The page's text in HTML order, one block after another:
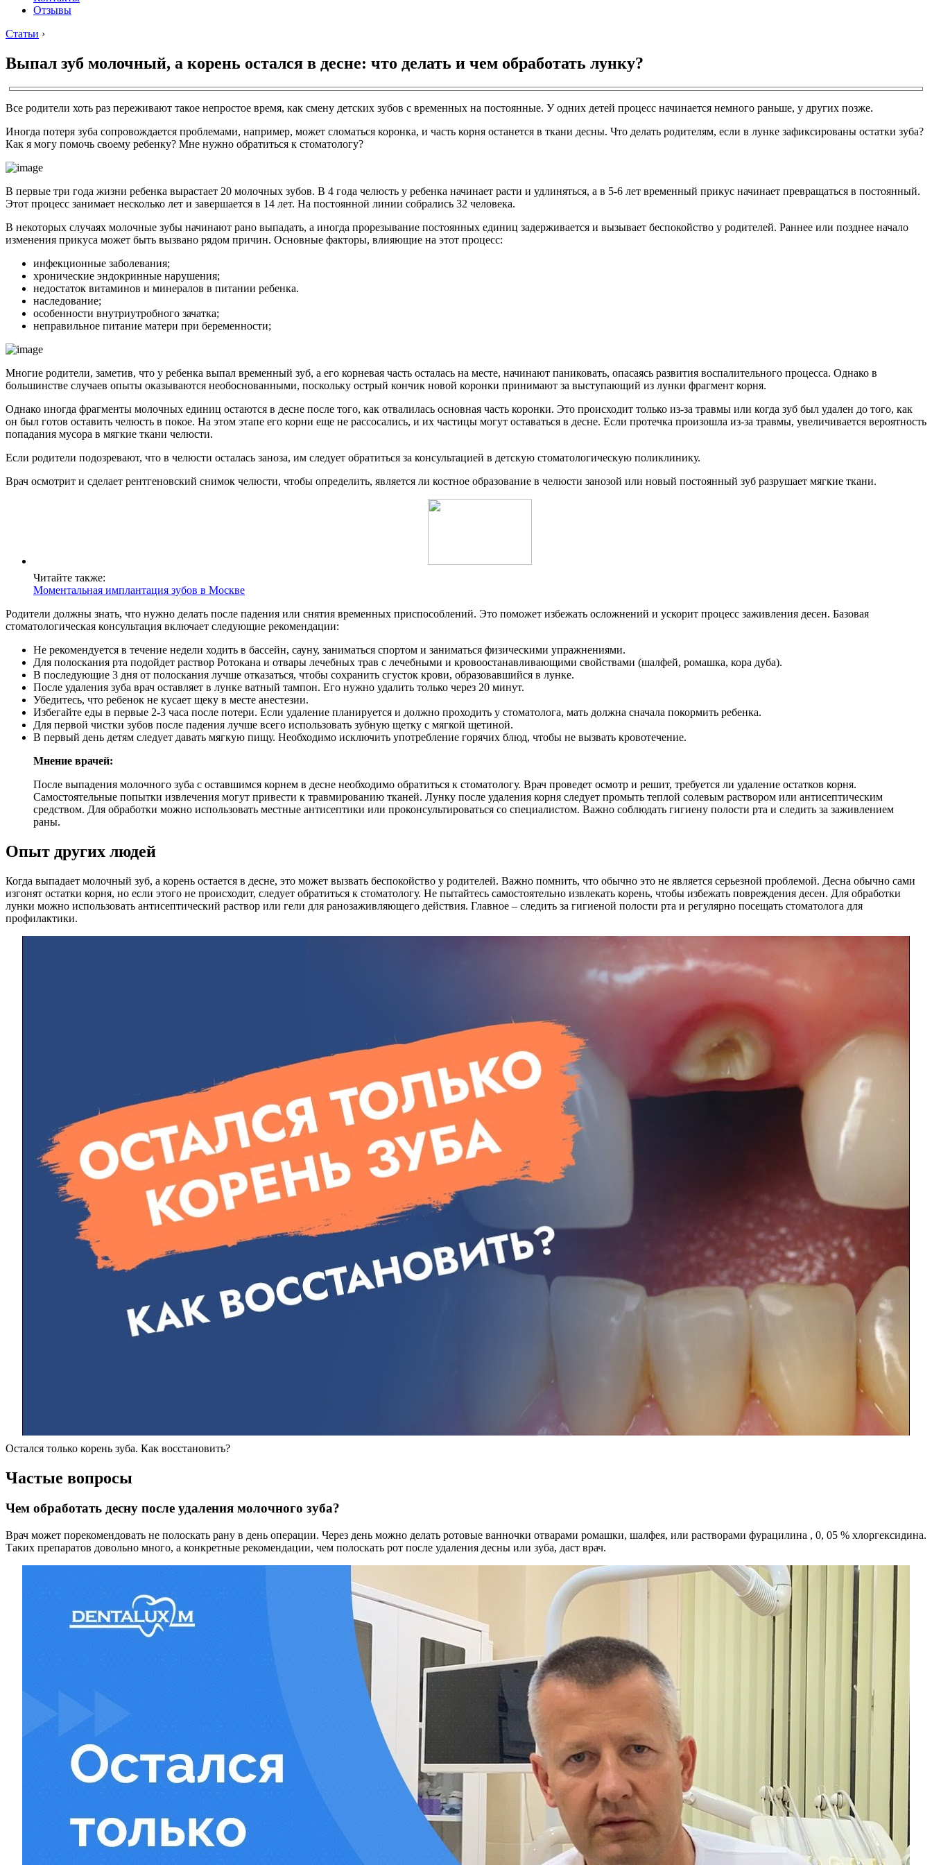
Отзывы
Статьи ›
Выпал зуб молочный, а корень остался в десне: что делать и чем обработать лунку?
Все родители хоть раз переживают такое непростое время, как смену детских зубов с временных на постоянные. У одних детей процесс начинается немного раньше, у других позже.
Иногда потеря зуба сопровождается проблемами, например, может сломаться коронка, и часть корня останется в ткани десны. Что делать родителям, если в лунке зафиксированы остатки зуба?
Как я могу помочь своему ребенку? Мне нужно обратиться к стоматологу?
В первые три года жизни ребенка вырастает 20 молочных зубов. В 4 года челюсть у ребенка начинает расти и удлиняться, а в 5-6 лет временный прикус начинает превращаться в постоянный.
Этот процесс занимает несколько лет и завершается в 14 лет. На постоянной линии собрались 32 человека.
В некоторых случаях молочные зубы начинают рано выпадать, а иногда прорезывание постоянных единиц задерживается и вызывает беспокойство у родителей. Раннее или позднее начало
изменения прикуса может быть вызвано рядом причин. Основные факторы, влияющие на этот процесс:
инфекционные заболевания;
хронические эндокринные нарушения;
недостаток витаминов и минералов в питании ребенка.
наследование;
особенности внутриутробного зачатка;
неправильное питание матери при беременности;
Многие родители, заметив, что у ребенка выпал временный зуб, а его корневая часть осталась на месте, начинают паниковать, опасаясь развития воспалительного процесса. Однако в
большинстве случаев опыты оказываются необоснованными, поскольку острый кончик новой коронки принимают за выступающий из лунки фрагмент корня.
Однако иногда фрагменты молочных единиц остаются в десне после того, как отвалилась основная часть коронки. Это происходит только из-за травмы или когда зуб был удален до того, как
он был готов оставить челюсть в покое. На этом этапе его корни еще не рассосались, и их частицы могут оставаться в десне. Если протечка произошла из-за травмы, увеличивается вероятность
попадания мусора в мягкие ткани челюсти.
Если родители подозревают, что в челюсти осталась заноза, им следует обратиться за консультацией в детскую стоматологическую поликлинику.
Врач осмотрит и сделает рентгеновский снимок челюсти, чтобы определить, является ли костное образование в челюсти занозой или новый постоянный зуб разрушает мягкие ткани.
Читайте также:
Моментальная имплантация зубов в Москве
Родители должны знать, что нужно делать после падения или снятия временных приспособлений. Это поможет избежать осложнений и ускорит процесс заживления десен. Базовая
стоматологическая консультация включает следующие рекомендации:
Не рекомендуется в течение недели ходить в бассейн, сауну, заниматься спортом и заниматься физическими упражнениями.
Для полоскания рта подойдет раствор Ротокана и отвары лечебных трав с лечебными и кровоостанавливающими свойствами (шалфей, ромашка, кора дуба).
В последующие 3 дня от полоскания лучше отказаться, чтобы сохранить сгусток крови, образовавшийся в лунке.
После удаления зуба врач оставляет в лунке ватный тампон. Его нужно удалить только через 20 минут.
Убедитесь, что ребенок не кусает щеку в месте анестезии.
Избегайте еды в первые 2-3 часа после потери. Если удаление планируется и должно проходить у стоматолога, мать должна сначала покормить ребенка.
Для первой чистки зубов после падения лучше всего использовать зубную щетку с мягкой щетиной.
В первый день детям следует давать мягкую пищу. Необходимо исключить употребление горячих блюд, чтобы не вызвать кровотечение.
Мнение врачей:
После выпадения молочного зуба с оставшимся корнем в десне необходимо обратиться к стоматологу. Врач проведет осмотр и решит, требуется ли удаление остатков корня.
Самостоятельные попытки извлечения могут привести к травмированию тканей. Лунку после удаления корня следует промыть теплой солевым раствором или антисептическим
средством. Для обработки можно использовать местные антисептики или проконсультироваться со специалистом. Важно соблюдать гигиену полости рта и следить за заживлением
раны.
Опыт других людей
Когда выпадает молочный зуб, а корень остается в десне, это может вызвать беспокойство у родителей. Важно помнить, что обычно это не является серьезной проблемой. Десна обычно сами
изгонят остатки корня, но если этого не происходит, следует обратиться к стоматологу. Не пытайтесь самостоятельно извлекать корень, чтобы избежать повреждения десен. Для обработки
лунки можно использовать антисептический раствор или гели для ранозаживляющего действия. Главное – следить за гигиеной полости рта и регулярно посещать стоматолога для
профилактики.
Остался только корень зуба. Как восстановить?
Частые вопросы
Чем обработать десну после удаления молочного зуба?
Врач может порекомендовать не полоскать рану в день операции. Через день можно делать ротовые ванночки отварами ромашки, шалфея, или растворами фурацилина , 0, 05 % хлоргексидина.
Таких препаратов довольно много, а конкретные рекомендации, чем полоскать рот после удаления десны или зуба, даст врач.